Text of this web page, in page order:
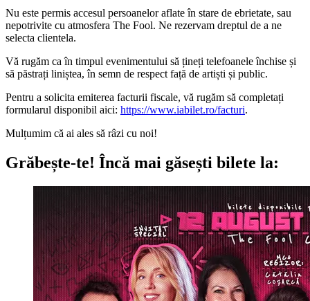
Nu este permis accesul persoanelor aflate în stare de ebrietate, sau
nepotrivite cu atmosfera The Fool. Ne rezervam dreptul de a ne
selecta clientela.
Vă rugăm ca în timpul evenimentului să țineți telefoanele închise și
să păstrați liniștea, în semn de respect față de artiști și public.
Pentru a solicita emiterea facturii fiscale, vă rugăm să completați
formularul disponibil aici: https://www.iabilet.ro/facturi.
Mulțumim că ai ales să râzi cu noi!
Grăbește-te! Încă mai găsești bilete la: